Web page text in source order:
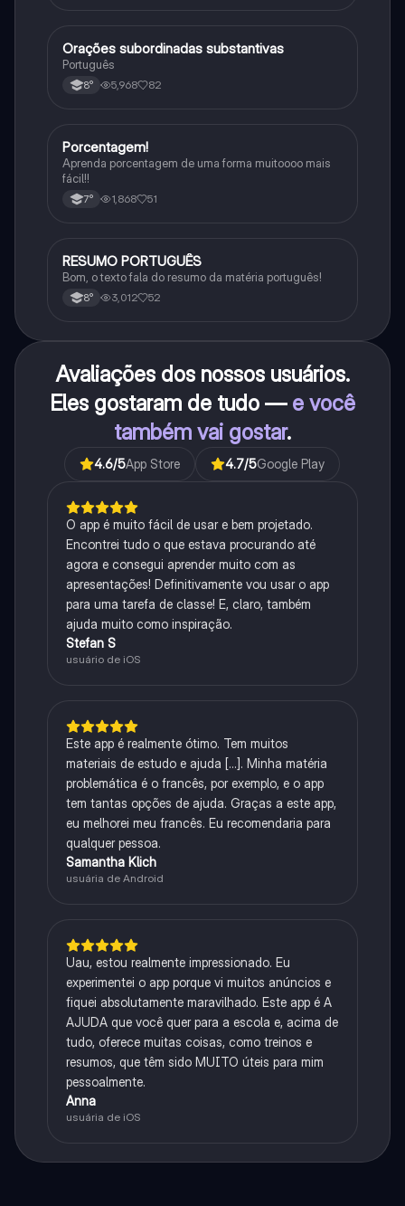
Português
Orações subordinadas substantivas
Português
8° 5,968 82
Matematica
Porcentagem!
Aprenda porcentagem de uma forma muitoooo mais
fácil!!
7° 1,868 51
Português
RESUMO PORTUGUÊS
Bom, o texto fala do resumo da matéria português!
8° 3,012 52
Avaliações dos nossos usuários.
Eles gostaram de tudo — e você
também vai gostar.
4.6/5App Store 4.7/5Google Play
O app é muito fácil de usar e bem projetado.
Encontrei tudo o que estava procurando até
agora e consegui aprender muito com as
apresentações! Definitivamente vou usar o app
para uma tarefa de classe! E, claro, também
ajuda muito como inspiração.
Stefan S
usuário de iOS
Este app é realmente ótimo. Tem muitos
materiais de estudo e ajuda [...]. Minha matéria
problemática é o francês, por exemplo, e o app
tem tantas opções de ajuda. Graças a este app,
eu melhorei meu francês. Eu recomendaria para
qualquer pessoa.
Samantha Klich
usuária de Android
Uau, estou realmente impressionado. Eu
experimentei o app porque vi muitos anúncios e
fiquei absolutamente maravilhado. Este app é A
AJUDA que você quer para a escola e, acima de
tudo, oferece muitas coisas, como treinos e
resumos, que têm sido MUITO úteis para mim
pessoalmente.
Anna
usuária de iOS